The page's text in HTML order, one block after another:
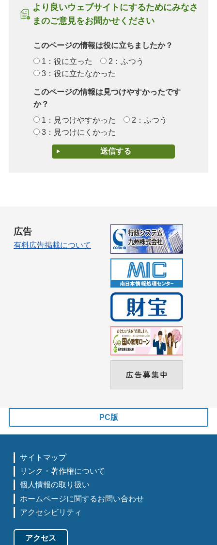
より良いウェブサイトにするためにみなさ
まのご意見をお聞かせください
このページの情報は役に立ちましたか？
1：役に立った
2：ふつう
3：役に立たなかった
このページの情報は見つけやすかったです
か？
1：見つけやすかった
2：ふつう
3：見つけにくかった
広告
有料広告掲載について
PC版
サイトマップ
リンク・著作権について
個人情報の取り扱い
ホームページに関するお問い合わせ
アクセシビリティ
アクセス